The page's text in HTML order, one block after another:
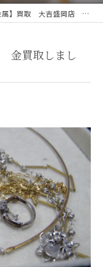
買取 大吉盛岡店 金買取しました！！
金買取しまし